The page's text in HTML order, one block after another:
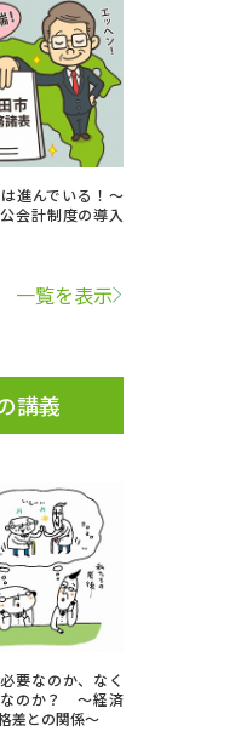
サイト
ご案内
進んでいる！～
会計制度の導入
一覧を表示
講義
要なのか、なく
なのか？ ～経済
差との関係～